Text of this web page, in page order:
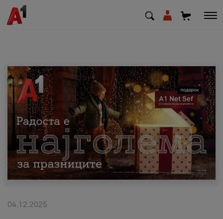
МК EN SQ
Приватни Деловни
Поддршка
Надополни кредит
04.12.2025